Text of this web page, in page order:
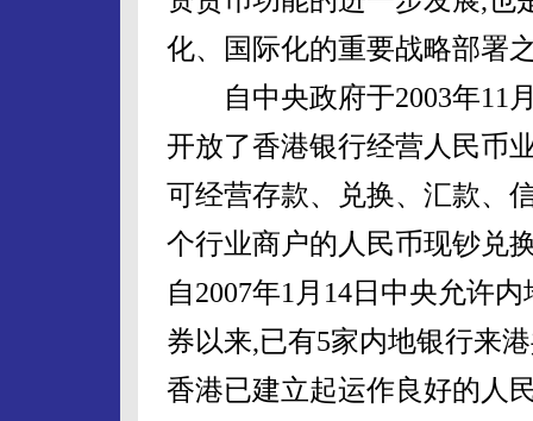
化、国际化的重要战略部署
自中央政府于2003年11月
开放了香港银行经营人民币
可经营存款、兑换、汇款、
个行业商户的人民币现钞兑
自2007年1月14日中央允许
券以来,已有5家内地银行来
香港已建立起运作良好的人